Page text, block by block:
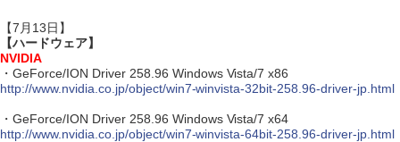
【7月13日】
【ハードウェア】
NVIDIA
・GeForce/ION Driver 258.96 Windows Vista/7 x86
http://www.nvidia.co.jp/object/win7-winvista-32bit-258.96-driver-jp.html
・GeForce/ION Driver 258.96 Windows Vista/7 x64
http://www.nvidia.co.jp/object/win7-winvista-64bit-258.96-driver-jp.html